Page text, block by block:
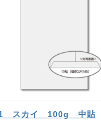
スカイ 100g 中貼